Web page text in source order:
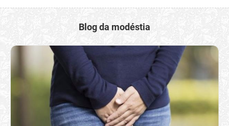
Blog da modéstia